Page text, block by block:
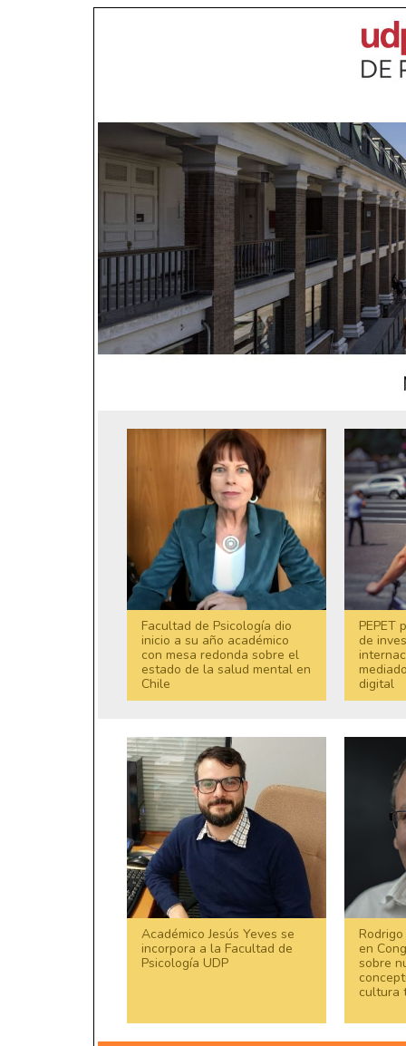
Facultad de Psicología dio
inicio a su año académico
con mesa redonda sobre el
estado de la salud mental en
Chile
PEPET
de
digital
Académico Jesús Yeves se
incorpora a la Facultad de
Psicología UDP
en
sobre
cultura